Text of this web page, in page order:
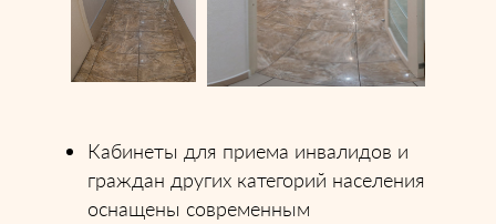
Кабинеты для приема инвалидов и
граждан других категорий населения
оснащены современным